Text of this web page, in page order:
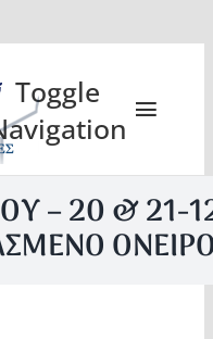
Toggle
– 20 & 21-